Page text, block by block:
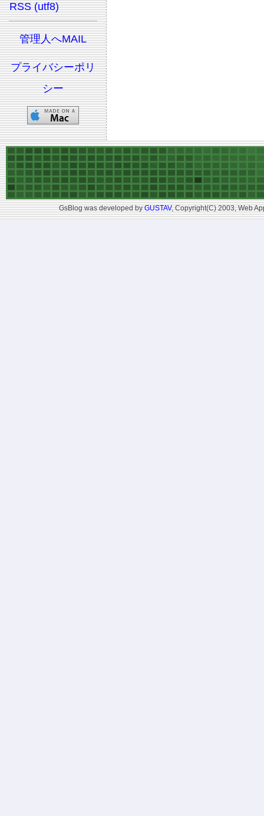
RSS (utf8)
管理人へMAIL
プライバシーポリ
シー
GsBlog was developed byGUSTAV, Copyright(C) 2003, Web